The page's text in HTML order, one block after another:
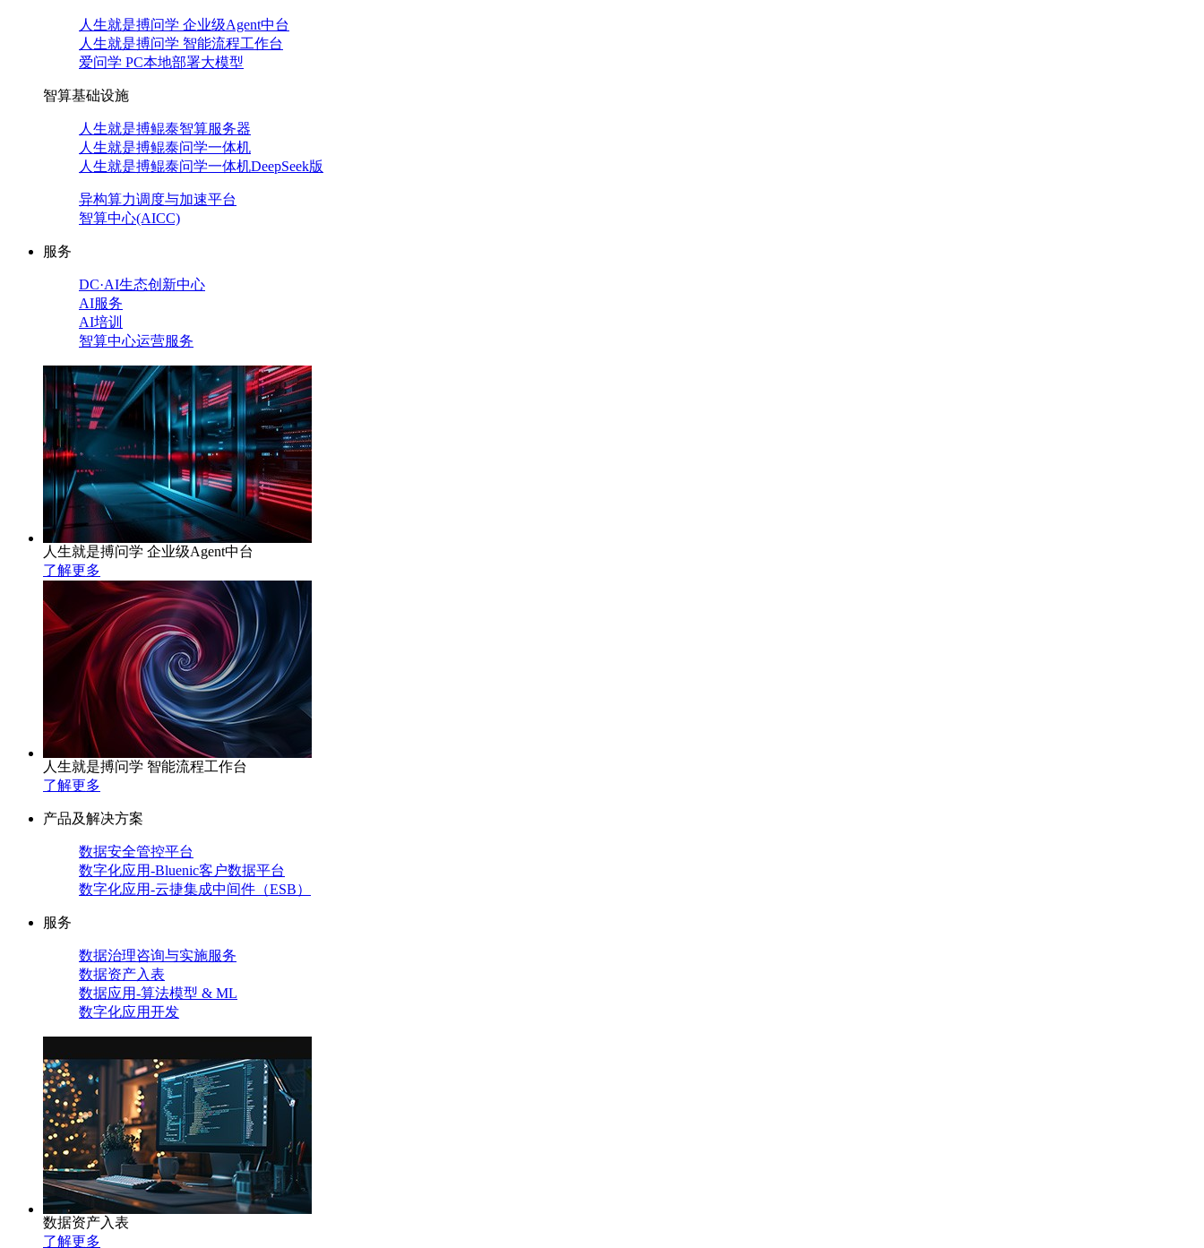
人生就是搏问学 企业级Agent中台
人生就是搏问学 智能流程工作台
爱问学 PC本地部署大模型
智算基础设施
人生就是搏鲲泰智算服务器
人生就是搏鲲泰问学一体机
人生就是搏鲲泰问学一体机DeepSeek版
异构算力调度与加速平台
智算中心(AICC)
服务
DC·AI生态创新中心
AI服务
AI培训
智算中心运营服务
人生就是搏问学 企业级Agent中台
了解更多
人生就是搏问学 智能流程工作台
了解更多
产品及解决方案
数据安全管控平台
数字化应用-Bluenic客户数据平台
数字化应用-云捷集成中间件（ESB）
服务
数据治理咨询与实施服务
数据资产入表
数据应用-算法模型 & ML
数字化应用开发
数据资产入表
了解更多